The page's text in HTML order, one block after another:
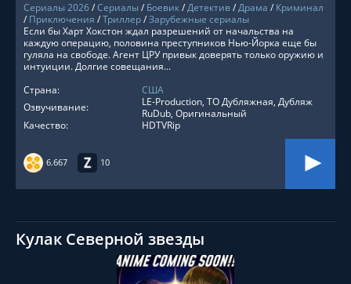
Сериалы 2026/Сериалы/ Боевик/Детектив/Драма / Криминал
/ Приключения /Триллер/Зарубежные сериалы
6.667 10
Если бы Харт Хокстон ждал разрешений от начальства на
каждую операцию, половина преступников Нью-Йорка еще бы
гуляла на свободе. Агент ЦРУ привык доверять только оружию и
интуиции. Долгие совещания...
Страна:
США
Озвучивание:
LE-Production, ТО Дубляжная, Дубляж
RuDub, Оригинальный
Качество:
HDTVRip
Кулак Северной звезды